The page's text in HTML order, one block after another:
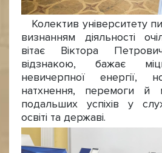
Колектив університету
визнанням діяльності
вітає Віктора
відзнакою, бажає
невичерпної енергії,
натхнення, перемоги й
подальших успіхів у
освіті та державі.